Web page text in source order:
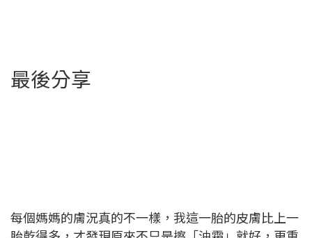
最後分享
每個媽媽的膚況真的不一樣，我這一胎的皮膚比上一